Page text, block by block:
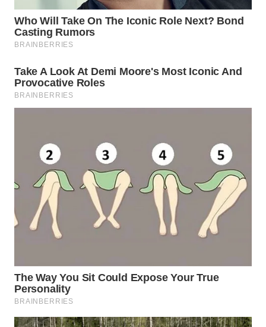
BINJAI
WN
WN
INDRAMAYU
KUNINGAN
WN
MAJALENGKA
WN
SUBANG
WN
SUKABUMI
PURWAKARTA